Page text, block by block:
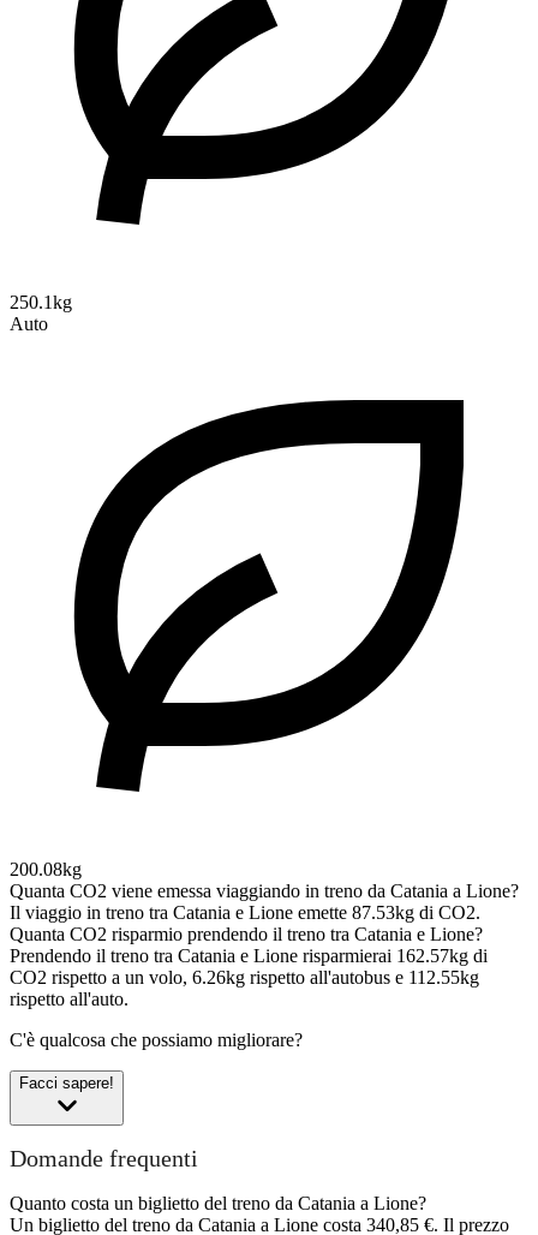
250.1kg
Auto
200.08kg
Quanta CO2 viene emessa viaggiando in treno da Catania a Lione?
Il viaggio in treno tra Catania e Lione emette 87.53kg di CO2.
Quanta CO2 risparmio prendendo il treno tra Catania e Lione?
Prendendo il treno tra Catania e Lione risparmierai 162.57kg di
CO2 rispetto a un volo, 6.26kg rispetto all'autobus e 112.55kg
rispetto all'auto.
C'è qualcosa che possiamo migliorare?
Facci sapere!
Domande frequenti
Quanto costa un biglietto del treno da Catania a Lione?
Un biglietto del treno da Catania a Lione costa 340,85 €. Il prezzo